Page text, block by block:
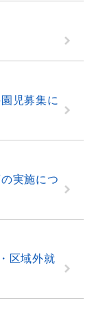
児募集に
実施につ
区域外就